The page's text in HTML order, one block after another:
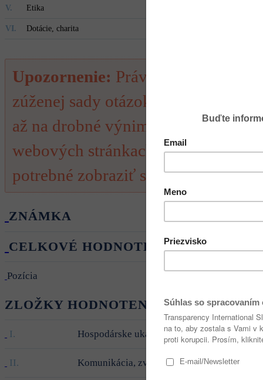
V. Etika
VI. Dotácie, charita
Upozornenie: Práve zobrazované
zúženej sady otázok, ktoré boli pre
až na drobné výnimky sme
webových stránkach spoločností.
potrebné zobraziť si jej štandardný
ZNÁMKA
CELKOVÉ HODNOTENIE
Pozícia
ZLOŽKY HODNOTENIA
I. Hospodárske ukazovatele
II. Komunikácia, zverejňovanie